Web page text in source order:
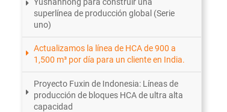
Yushanhong para construir una
superlínea de producción global (Serie
uno)
Actualizamos la línea de HCA de 900 a
1,500 m³ por día para un cliente en India.
Proyecto Fuxin de Indonesia: Líneas de
producción de bloques HCA de ultra alta
capacidad